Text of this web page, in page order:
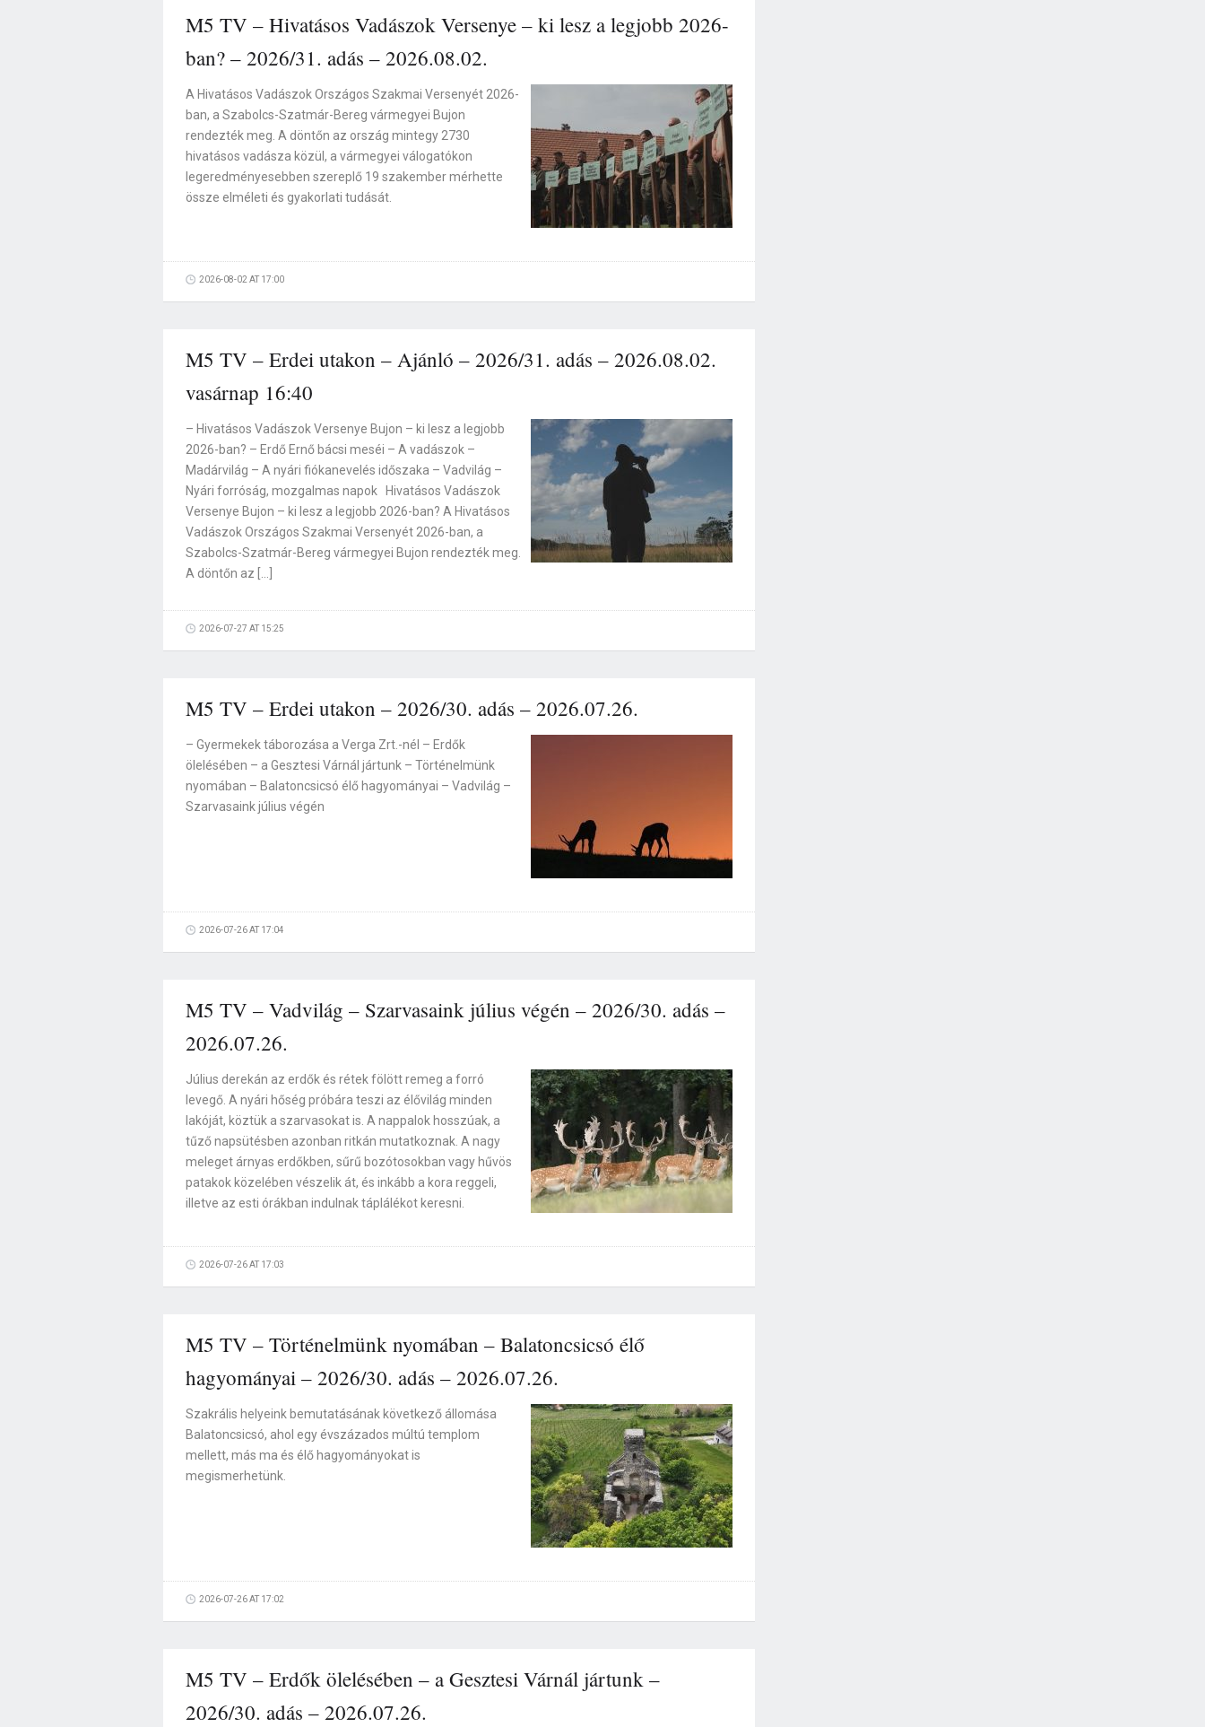
M5 TV – Hivatásos Vadászok Versenye – ki lesz a legjobb 2026-
ban? – 2026/31. adás – 2026.08.02.
A Hivatásos Vadászok Országos Szakmai Versenyét 2026-
ban, a Szabolcs-Szatmár-Bereg vármegyei Bujon
rendezték meg. A döntőn az ország mintegy 2730
hivatásos vadásza közül, a vármegyei válogatókon
legeredményesebben szereplő 19 szakember mérhette
össze elméleti és gyakorlati tudását.
2026-08-02 AT 17:00
M5 TV – Erdei utakon – Ajánló – 2026/31. adás – 2026.08.02.
vasárnap 16:40
– Hivatásos Vadászok Versenye Bujon – ki lesz a legjobb
2026-ban? – Erdő Ernő bácsi meséi – A vadászok –
Madárvilág – A nyári fiókanevelés időszaka – Vadvilág –
Nyári forróság, mozgalmas napok Hivatásos Vadászok
Versenye Bujon – ki lesz a legjobb 2026-ban? A Hivatásos
Vadászok Országos Szakmai Versenyét 2026-ban, a
Szabolcs-Szatmár-Bereg vármegyei Bujon rendezték meg.
A döntőn az […]
2026-07-27 AT 15:25
M5 TV – Erdei utakon – 2026/30. adás – 2026.07.26.
– Gyermekek táborozása a Verga Zrt.-nél – Erdők
ölelésében – a Gesztesi Várnál jártunk – Történelmünk
nyomában – Balatoncsicsó élő hagyományai – Vadvilág –
Szarvasaink július végén
2026-07-26 AT 17:04
M5 TV – Vadvilág – Szarvasaink július végén – 2026/30. adás –
2026.07.26.
Július derekán az erdők és rétek fölött remeg a forró
levegő. A nyári hőség próbára teszi az élővilág minden
lakóját, köztük a szarvasokat is. A nappalok hosszúak, a
tűző napsütésben azonban ritkán mutatkoznak. A nagy
meleget árnyas erdőkben, sűrű bozótosokban vagy hűvös
patakok közelében vészelik át, és inkább a kora reggeli,
illetve az esti órákban indulnak táplálékot keresni.
2026-07-26 AT 17:03
M5 TV – Történelmünk nyomában – Balatoncsicsó élő
hagyományai – 2026/30. adás – 2026.07.26.
Szakrális helyeink bemutatásának következő állomása
Balatoncsicsó, ahol egy évszázados múltú templom
mellett, más ma és élő hagyományokat is
megismerhetünk.
2026-07-26 AT 17:02
M5 TV – Erdők ölelésében – a Gesztesi Várnál jártunk –
2026/30. adás – 2026.07.26.